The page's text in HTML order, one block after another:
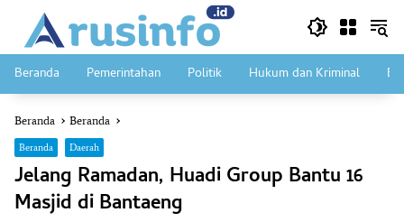
konten
Beranda Pemerintahan Politik Hukum dan Kriminal
Beranda Beranda
Beranda Daerah
Jelang Ramadan, Huadi Group Bantu 16
Masjid di Bantaeng